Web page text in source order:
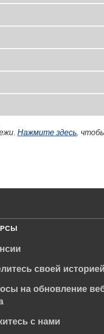
Нажмите здесь,
своей историей
на обновление
с нами